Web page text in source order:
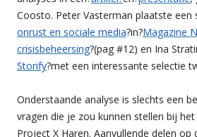
Coosto. Peter Vasterman plaatste een
onrust en sociale media?in?Magazine
crisisbeheersing?(pag #12) en Ina
Storify?met een interessante selectie
Onderstaande analyse is slechts een
vragen die je zou kunnen stellen bij
Project X Haren. Aanvullende delen op